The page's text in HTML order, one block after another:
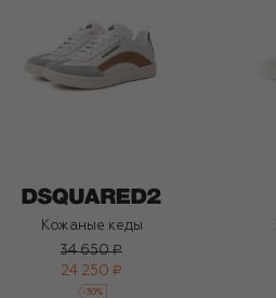
Кожаные кеды
34 650 ₽
24 250 ₽
-30%